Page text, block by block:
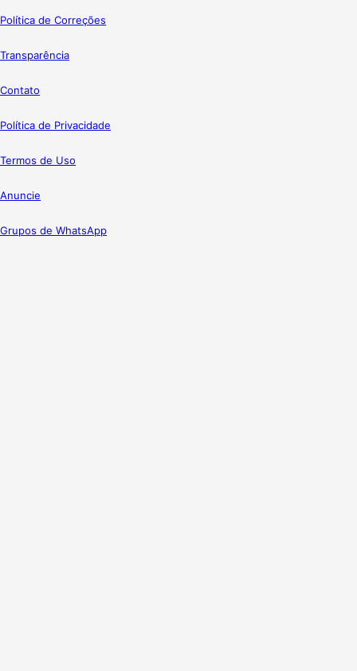
Política de Correções
Transparência
Contato
Política de Privacidade
Termos de Uso
Anuncie
Grupos de WhatsApp